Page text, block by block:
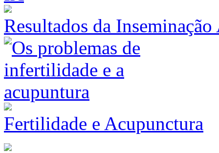
Resultados da
Fertilidade e Acupunctura